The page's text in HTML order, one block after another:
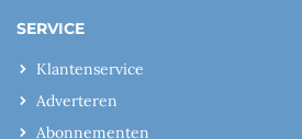
SERVICE
Klantenservice
Adverteren
Abonnementen